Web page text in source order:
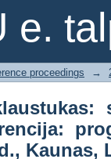
e.
proceedings →
Kaunas,